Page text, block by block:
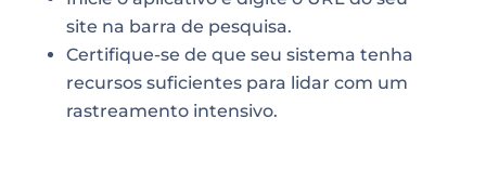
site na barra de pesquisa.
Certifique-se de que seu sistema tenha
recursos suficientes para lidar com um
rastreamento intensivo.